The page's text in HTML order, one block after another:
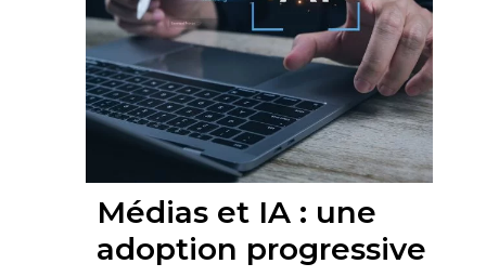
Médias et IA : une
adoption progressive